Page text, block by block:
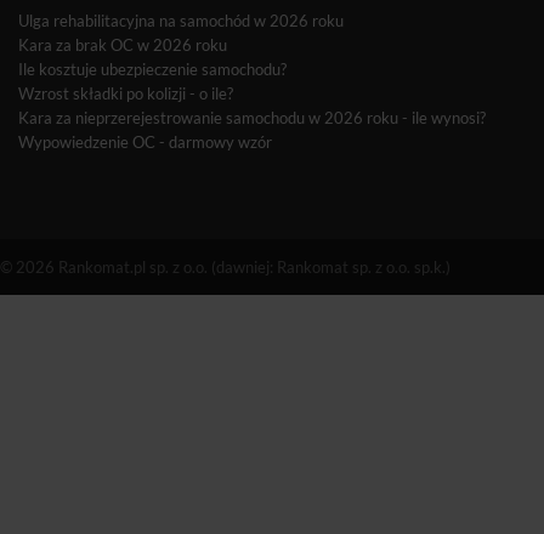
Ulga rehabilitacyjna na samochód w 2026 roku
Kara za brak OC w 2026 roku
Ile kosztuje ubezpieczenie samochodu?
Wzrost składki po kolizji - o ile?
Kara za nieprzerejestrowanie samochodu w 2026 roku - ile wynosi?
Wypowiedzenie OC - darmowy wzór
© 2026 Rankomat.pl sp. z o.o. (dawniej: Rankomat sp. z o.o. sp.k.)